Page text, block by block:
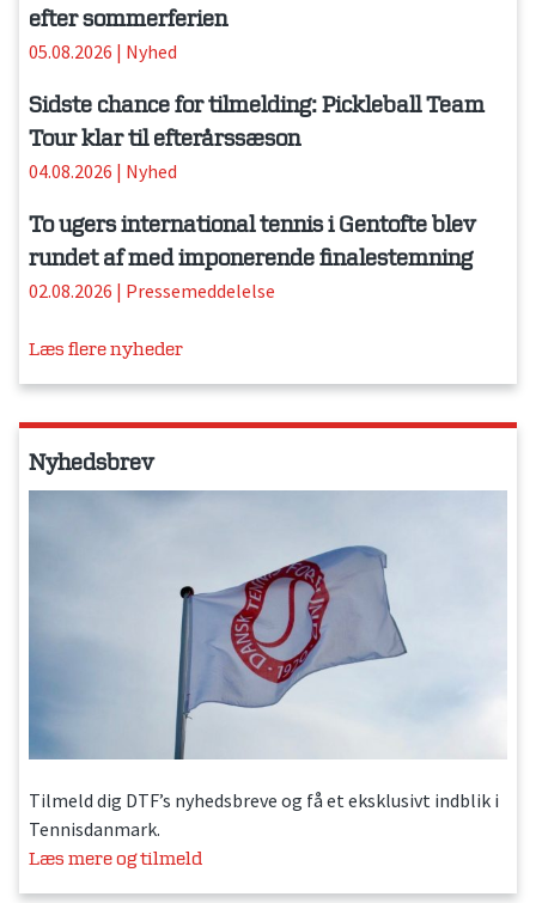
efter sommerferien
05.08.2026 | Nyhed
Sidste chance for tilmelding: Pickleball Team
Tour klar til efterårssæson
04.08.2026 | Nyhed
To ugers international tennis i Gentofte blev
rundet af med imponerende finalestemning
02.08.2026 | Pressemeddelelse
Læs flere nyheder
Nyhedsbrev
Tilmeld dig DTF’s nyhedsbreve og få et eksklusivt indblik i
Tennisdanmark.
Læs mere og tilmeld